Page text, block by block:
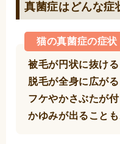
真菌症はどんな症
猫の真菌症の症状
被毛が円状に抜ける
脱毛が全身に広がる
フケやかさぶたが付
かゆみが出ること